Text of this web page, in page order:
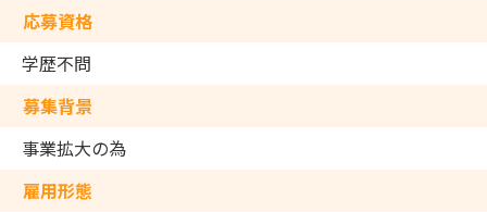
応募資格
学歴不問
募集背景
事業拡大の為
雇用形態